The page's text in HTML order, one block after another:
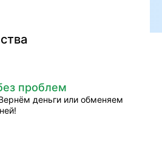
проблем
деньги или обменяем